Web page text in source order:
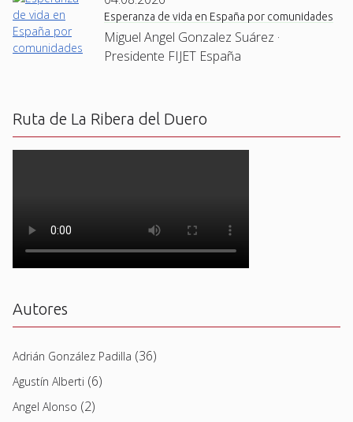
Esperanza de vida en España por comunidades
Miguel Angel Gonzalez Suárez ·
Presidente FIJET España
Ruta de La Ribera del Duero
Autores
Adrián González Padilla (36)
Agustín Alberti (6)
Angel Alonso (2)